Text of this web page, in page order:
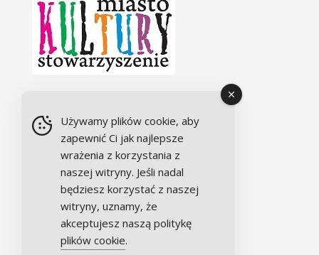
Chór Alla camera
Używamy plików cookie, aby
zapewnić Ci jak najlepsze
wrażenia z korzystania z
naszej witryny. Jeśli nadal
będziesz korzystać z naszej
witryny, uznamy, że
akceptujesz naszą politykę
plików cookie.